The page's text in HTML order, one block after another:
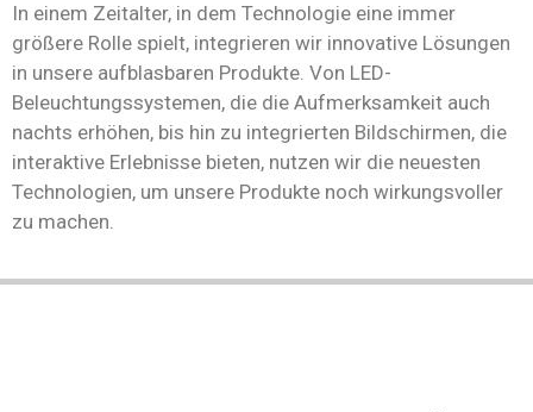
In einem Zeitalter, in dem Technologie eine immer
größere Rolle spielt, integrieren wir innovative Lösungen
in unsere aufblasbaren Produkte. Von LED-
Beleuchtungssystemen, die die Aufmerksamkeit auch
nachts erhöhen, bis hin zu integrierten Bildschirmen, die
interaktive Erlebnisse bieten, nutzen wir die neuesten
Technologien, um unsere Produkte noch wirkungsvoller
zu machen.